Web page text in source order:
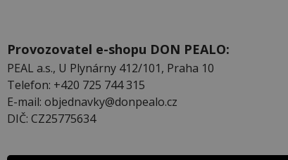
Provozovatel e-shopu DON PEALO:
PEAL a.s., U Plynárny 412/101, Praha 10
Telefon: +420 725 744 315
E-mail: objednavky@donpealo.cz
DIČ: CZ25775634